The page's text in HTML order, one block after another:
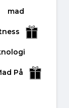
mad
På